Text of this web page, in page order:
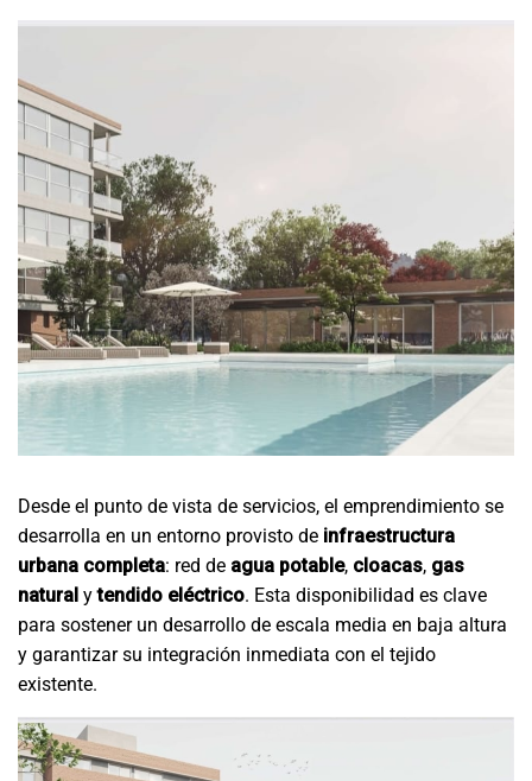
Desde el punto de vista de servicios, el emprendimiento se
desarrolla en un entorno provisto de infraestructura
urbana completa: red de agua potable, cloacas, gas
natural ytendido eléctrico. Esta disponibilidad es clave
para sostener un desarrollo de escala media en baja altura
y garantizar su integración inmediata con el tejido
existente.